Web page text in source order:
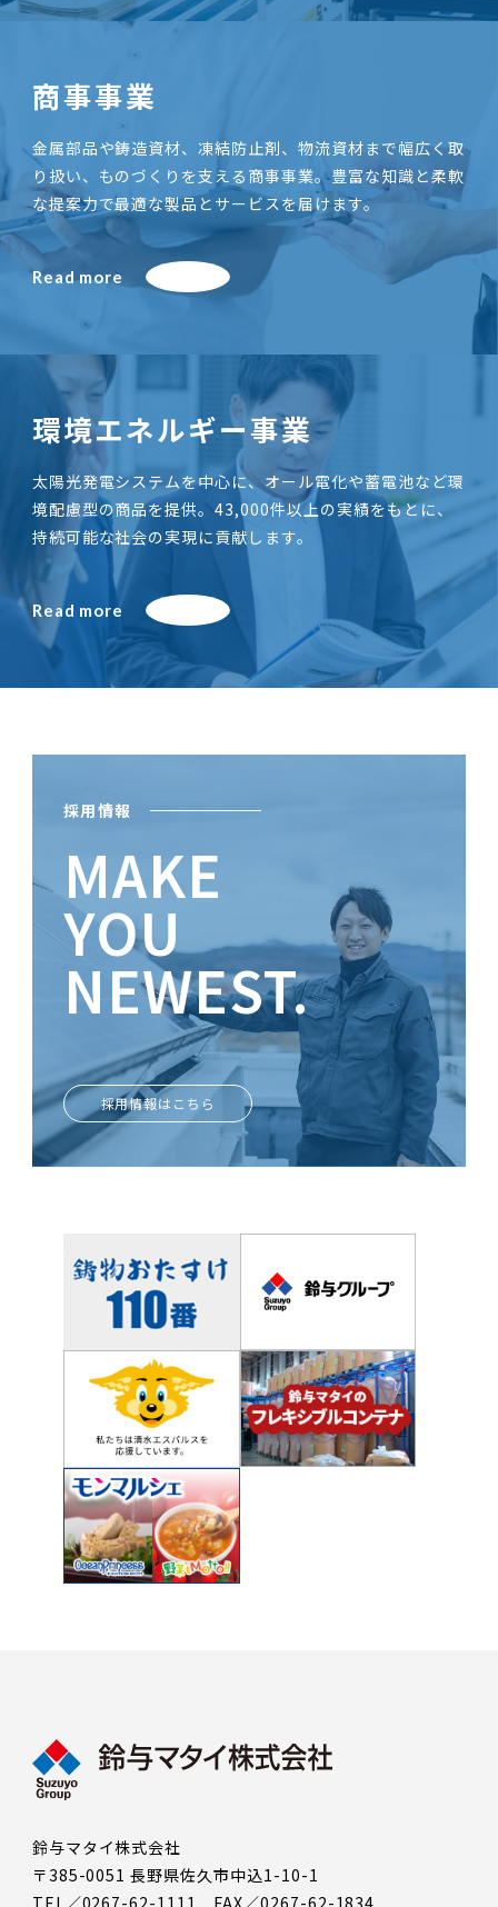
商事事業
金属部品や鋳造資材、凍結防止剤、物流資材まで幅広く取
り扱い、ものづくりを支える商事事業。豊富な知識と柔軟
な提案力で最適な製品とサービスを届けます。
Read more
環境エネルギー事業
太陽光発電システムを中心に、オール電化や蓄電池など環
境配慮型の商品を提供。43,000件以上の実績をもとに、
持続可能な社会の実現に貢献します。
Read more
採用情報
MAKE
YOU
NEWEST.
ときめきがあなたを輝かせる
採用情報はこちら
鈴与マタイ株式会社
〒385-0051 長野県佐久市中込1-10-1